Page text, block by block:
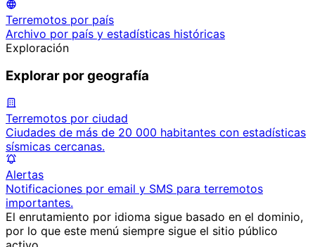
Terremotos por país
Archivo por país y estadísticas históricas
Exploración
Explorar por geografía
Terremotos por ciudad
Ciudades de más de 20 000 habitantes con estadísticas
sísmicas cercanas.
Alertas
Notificaciones por email y SMS para terremotos
importantes.
El enrutamiento por idioma sigue basado en el dominio,
por lo que este menú siempre sigue el sitio público